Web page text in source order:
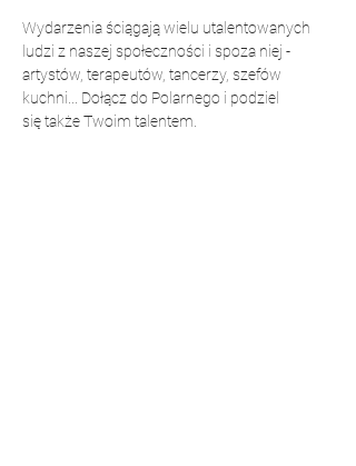
Wydarzenia ściągają wielu utalentowanych
ludzi z naszej społeczności i spoza niej -
artystów, terapeutów, tancerzy, szefów
kuchni... Dołącz do Polarnego i podziel
się także Twoim talentem.